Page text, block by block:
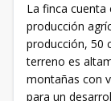
La finca cuenta
producción
producción, 50
terreno es
montañas con
para un